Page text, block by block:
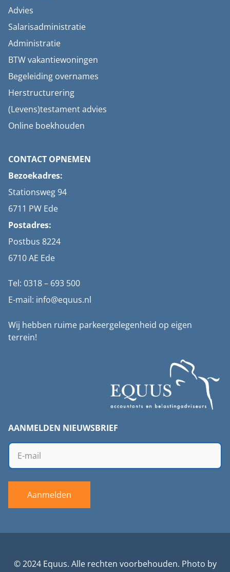
Advies
Salarisadministratie
Administratie
BTW vakantiewoningen
Begeleiding overnames
Herstructurering
(Levens)testament advies
Online boekhouden
CONTACT OPNEMEN
Bezoekadres:
Stationsweg 94
6711 PW Ede
Postadres:
Postbus 8224
6710 AE Ede
Tel: 0318 – 693 500
E-mail: info@equus.nl
Wij hebben ruime parkeergelegenheid op eigen
terrein!
AANMELDEN NIEUWSBRIEF
Aanmelden
© 2024 Equus. Alle rechten voorbehouden. Photo by